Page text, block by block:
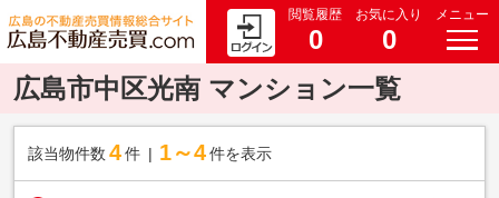
閲覧履歴
0
お気に入り
0
メニュー
広島市中区光南 マンション一覧
該当物件数 4件 1～4 件を表示